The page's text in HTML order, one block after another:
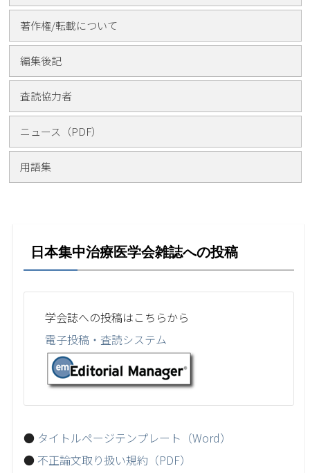
著作権/転載について
編集後記
査読協力者
ニュース（PDF）
用語集
日本集中治療医学会雑誌への投稿
学会誌への投稿はこちらから
電子投稿・査読システム
タイトルページテンプレート（Word）
不正論文取り扱い規約（PDF）